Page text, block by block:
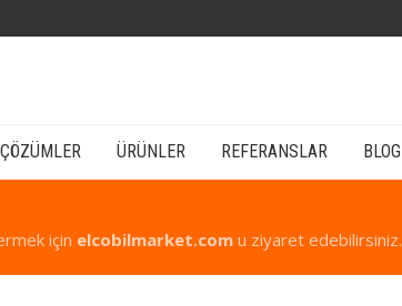
ÇÖZÜMLER ÜRÜNLER REFERANSLAR BLOG
için elcobilmarket.com u ziyaret edebilirsiniz.